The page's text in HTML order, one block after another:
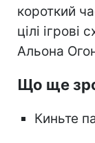
короткий
цілі
Альона
Що ще
Киньте